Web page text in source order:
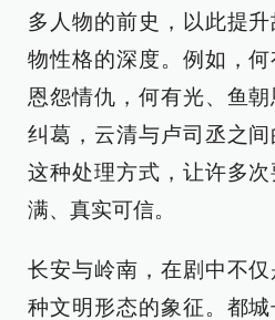
多人物的前史，以此提
物性格的深度。例如，
恩怨情仇，何有光、鱼
纠葛，云清与卢司丞之间
这种处理方式，让许多
满、真实可信。
长安与岭南，在剧中不
种文明形态的象征。都